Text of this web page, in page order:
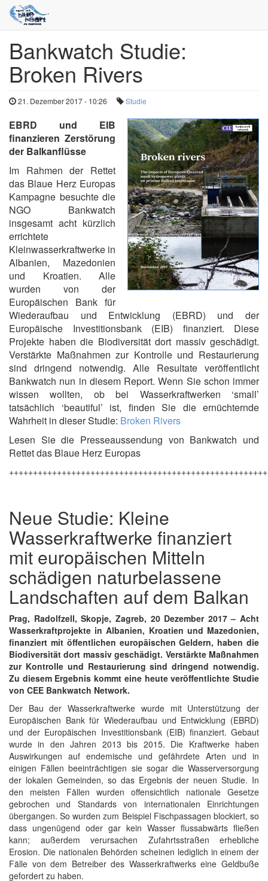
Direkt
zum
Inhalt
Bankwatch Studie:
Broken Rivers
21. Dezember 2017 - 10:26 Studie
EBRD und EIB
finanzieren Zerstörung
der Balkanflüsse
Im Rahmen der Rettet
das Blaue Herz Europas
Kampagne besuchte die
NGO Bankwatch
insgesamt acht kürzlich
errichtete
Kleinwasserkraftwerke in
Albanien, Mazedonien
und Kroatien. Alle
wurden von der
Europäischen Bank für
Wiederaufbau und Entwicklung (EBRD) und der
Europäische Investitionsbank (EIB) finanziert. Diese
Projekte haben die Biodiversität dort massiv geschädigt.
Verstärkte Maßnahmen zur Kontrolle und Restaurierung
sind dringend notwendig. Alle Resultate veröffentlicht
Bankwatch nun in diesem Report. Wenn Sie schon immer
wissen wollten, ob bei Wasserkraftwerken ‘small’
tatsächlich ‘beautiful’ ist, finden Sie die ernüchternde
Wahrheit in dieser Studie: Broken Rivers
Lesen Sie die Presseaussendung von Bankwatch und
Rettet das Blaue Herz Europas
Neue Studie: Kleine
Wasserkraftwerke finanziert
mit europäischen Mitteln
schädigen naturbelassene
Landschaften auf dem Balkan
Prag, Radolfzell, Skopje, Zagreb, 20 Dezember 2017 – Acht
Wasserkraftprojekte in Albanien, Kroatien und Mazedonien,
finanziert mit öffentlichen europäischen Geldern, haben die
Biodiversität dort massiv geschädigt. Verstärkte Maßnahmen
zur Kontrolle und Restaurierung sind dringend notwendig.
Zu diesem Ergebnis kommt eine heute veröffentlichte Studie
von CEE Bankwatch Network.
Der Bau der Wasserkraftwerke wurde mit Unterstützung der
Europäischen Bank für Wiederaufbau und Entwicklung (EBRD)
und der Europäischen Investitionsbank (EIB) finanziert. Gebaut
wurde in den Jahren 2013 bis 2015. Die Kraftwerke haben
Auswirkungen auf endemische und gefährdete Arten und in
einigen Fällen beeinträchtigen sie sogar die Wasserversorgung
der lokalen Gemeinden, so das Ergebnis der neuen Studie. In
den meisten Fällen wurden offensichtlich nationale Gesetze
gebrochen und Standards von internationalen Einrichtungen
übergangen. So wurden zum Beispiel Fischpassagen blockiert, so
dass ungenügend oder gar kein Wasser flussabwärts fließen
kann; außerdem verursachen Zufahrtsstraßen erhebliche
Erosion. Die nationalen Behörden scheinen lediglich in einem der
Fälle von dem Betreiber des Wasserkraftwerks eine Geldbuße
gefordert zu haben.